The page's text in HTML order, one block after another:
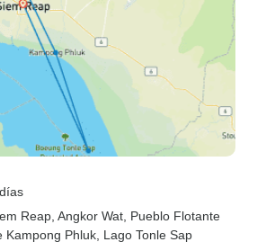
Reap , Angkor Wat , Pueblo Flotante
Kampong Phluk , Lago Tonle Sap